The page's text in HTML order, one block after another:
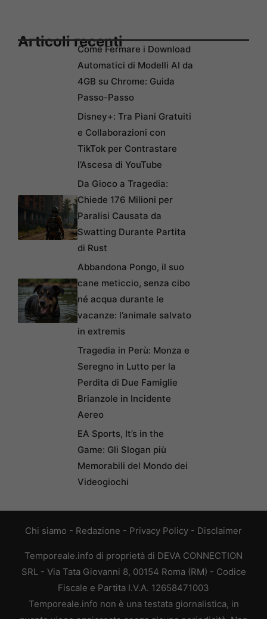
Articoli recentiCome Fermare i Download
Automatici di Modelli AI da
4GB su Chrome: Guida
Passo-Passo
Disney+: Tra Piani Gratuiti
e Collaborazioni con
TikTok per Contrastare
l’Ascesa di YouTube
Da Gioco a Tragedia:
Chiede 176 Milioni per
Paralisi Causata da
Swatting Durante Partita
di Rust
Abbandona Pongo, il suo
cane meticcio, senza cibo
né acqua durante le
vacanze: l’animale salvato
in extremis
Tragedia in Perù: Monza e
Seregno in Lutto per la
Perdita di Due Famiglie
Brianzole in Incidente
Aereo
EA Sports, It’s in the
Game: Gli Slogan più
Memorabili del Mondo dei
Videogiochi
Chi siamo - Redazione - Privacy Policy - Disclaimer
Temporeale.info di proprietà di DEVA CONNECTION
SRL - Via Tata Giovanni 8, 00154 Roma (RM) - Codice
Fiscale e Partita I.V.A. 12658471003
Temporeale.info non è una testata giornalistica, in